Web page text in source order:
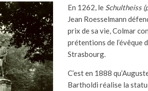
En 1262, le Schultheiss
Jean Roesselmann
prix de sa vie, Colmar
prétentions de l’évêque
Strasbourg.
C’est en 1888
Bartholdi réalise la